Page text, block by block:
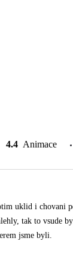
4.4 Animace
uklid i chovani
tak to vsude
jsme byli.